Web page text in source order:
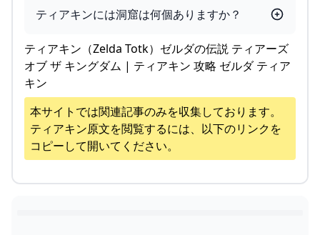
ティアキンには洞窟は何個ありますか？
ティアキン（Zelda Totk）ゼルダの伝説 ティアーズ
オブ ザ キングダム | ティアキン 攻略 ゼルダ ティア
キン
本サイトでは関連記事のみを収集しております。
ティアキン原文を閲覧するには、以下のリンクを
コピーして開いてください。